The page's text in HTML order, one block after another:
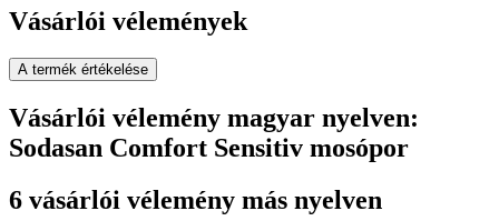
Vásárlói vélemények
A termék értékelése
Vásárlói vélemény magyar nyelven:
Sodasan Comfort Sensitiv mosópor
6 vásárlói vélemény más nyelven